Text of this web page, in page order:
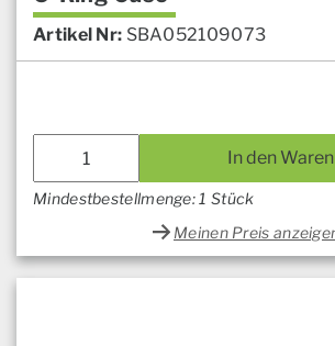
Artikel Nr: SBA052109073
In den
Mindestbestellmenge: 1 Stück
Meinen Preis